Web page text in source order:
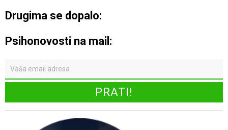
Drugima se dopalo:
Psihonovosti na mail: